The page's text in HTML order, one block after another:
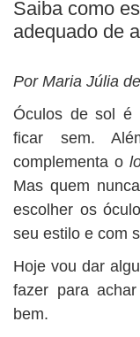
LISTA DIGITAL
TELEFONES ÚTEIS
ANUNCIE
Saiba como
adequado de
Por Maria Júlia
Óculos de sol é
ficar sem.
complementa o
Mas quem
escolher os
seu estilo e com
Hoje vou dar
fazer para
bem.